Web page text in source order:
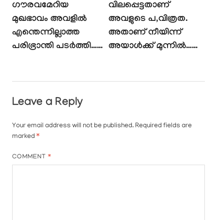
ഗൗരവമേറിയ
മുഖഭാവം അവളിൽ
എന്തെന്നില്ലാത്ത
പരിഭ്രാന്തി പടർത്തി……
വിലപ്പെട്ടതാണ്
അവളുടെ പ,വിത്രത.
അതാണ് നീയിന്ന്
അയാൾക്ക് മുന്നിൽ……
Leave a Reply
Your email address will not be published. Required fields are
marked *
COMMENT*